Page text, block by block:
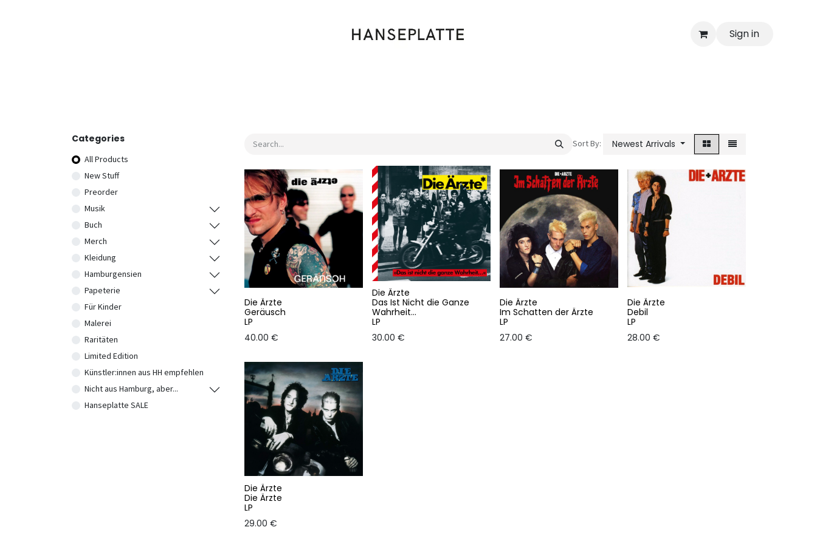
Sign in
Categories
All Products
New Stuff
Preorder
Musik
Buch
Merch
Kleidung
Hamburgensien
Papeterie
Für Kinder
Malerei
Raritäten
Limited Edition
Künstler:innen aus HH empfehlen
Nicht aus Hamburg, aber...
Hanseplatte SALE
Sort By: Newest Arrivals
Die Ärzte
Geräusch
LP
40.00 €
Die Ärzte
Das Ist Nicht die Ganze
Wahrheit...
LP
30.00 €
Die Ärzte
Im Schatten der Ärzte
LP
27.00 €
Die Ärzte
Debil
LP
28.00 €
Die Ärzte
Die Ärzte
LP
29.00 €